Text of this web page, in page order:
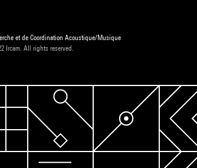
et de Coordination Acoustique/Musique
Ircam. All rights reserved.